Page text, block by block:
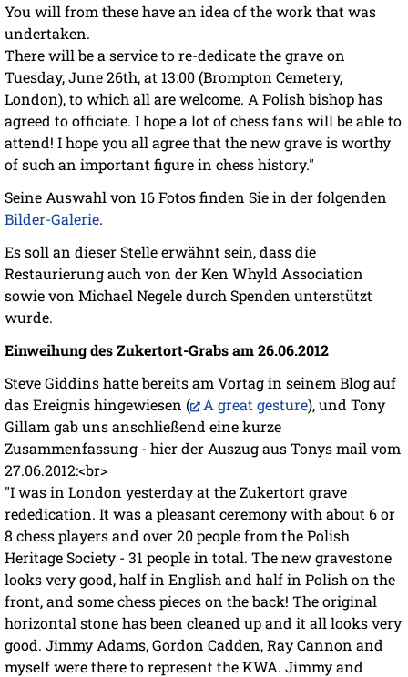
You will from these have an idea of the work that was
undertaken.
There will be a service to re-dedicate the grave on
Tuesday, June 26th, at 13:00 (Brompton Cemetery,
London), to which all are welcome. A Polish bishop has
agreed to officiate. I hope a lot of chess fans will be able to
attend! I hope you all agree that the new grave is worthy
of such an important figure in chess history."
Seine Auswahl von 16 Fotos finden Sie in der folgenden
Bilder-Galerie.
Es soll an dieser Stelle erwähnt sein, dass die
Restaurierung auch von der Ken Whyld Association
sowie von Michael Negele durch Spenden unterstützt
wurde.
Einweihung des Zukertort-Grabs am 26.06.2012
Steve Giddins hatte bereits am Vortag in seinem Blog auf
das Ereignis hingewiesen (
A great gesture), und Tony
Gillam gab uns anschließend eine kurze
Zusammenfassung - hier der Auszug aus Tonys mail vom
27.06.2012:<br>
"I was in London yesterday at the Zukertort grave
rededication. It was a pleasant ceremony with about 6 or
8 chess players and over 20 people from the Polish
Heritage Society - 31 people in total. The new gravestone
looks very good, half in English and half in Polish on the
front, and some chess pieces on the back! The original
horizontal stone has been cleaned up and it all looks very
good. Jimmy Adams, Gordon Cadden, Ray Cannon and
myself were there to represent the KWA. Jimmy and